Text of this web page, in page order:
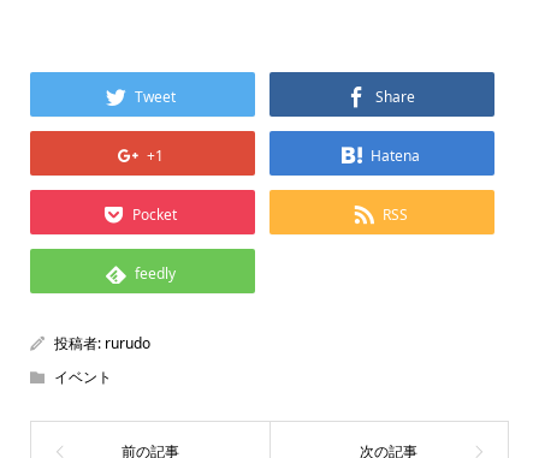
Tweet Share
+1 Hatena
Pocket RSS
feedly
投稿者: rurudo
イベント